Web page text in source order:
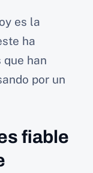
es la
ha
han
por un
fiable